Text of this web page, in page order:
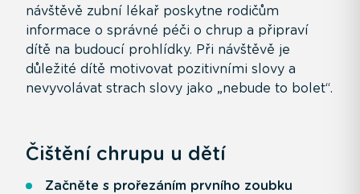
návštěvě zubní lékař poskytne rodičům
informace o správné péči o chrup a připraví
dítě na budoucí prohlídky. Při návštěvě je
důležité dítě motivovat pozitivními slovy a
nevyvolávat strach slovy jako „nebude to bolet“.
Čištění chrupu u dětí
Začněte s prořezáním prvního zoubku